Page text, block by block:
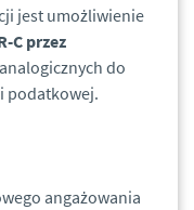
jest umożliwienie
C przez
do
podatkowej.
angażowania